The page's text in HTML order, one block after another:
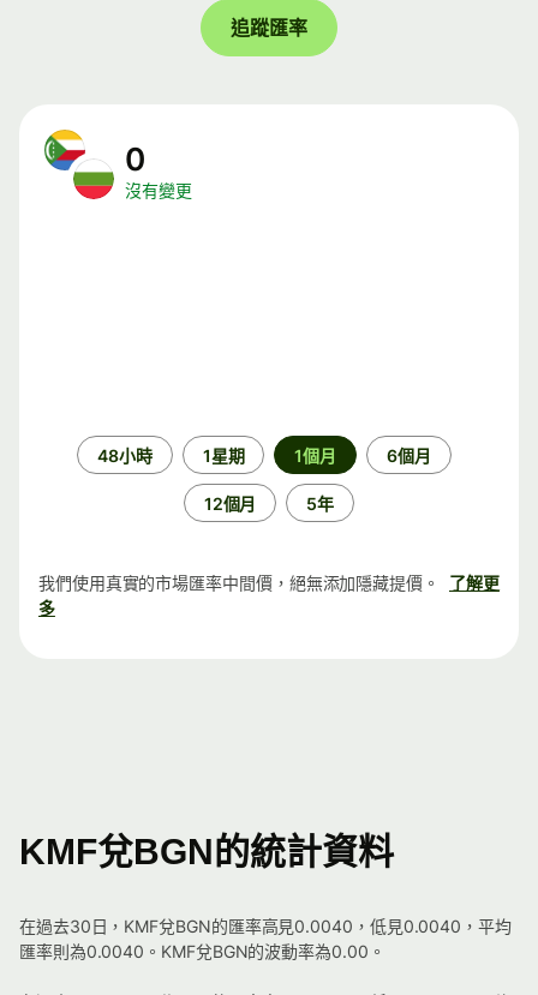
追蹤匯率
0
沒有變更
48小時 1星期 1個月 6個月
12個月 5年
我們使用真實的市場匯率中間價，絕無添加隱藏提價。
了解更
多
KMF兌BGN的統計資料
在過去30日，KMF兌BGN的匯率高見0.0040，低見0.0040，平均
匯率則為0.0040。KMF兌BGN的波動率為0.00。